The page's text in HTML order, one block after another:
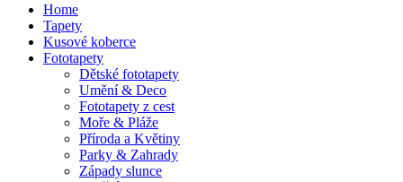
Home
Tapety
Kusové koberce
Fototapety
Dětské fototapety
Umění & Deco
Fototapety z cest
Moře & Pláže
Příroda a Květiny
Parky & Zahrady
Západy slunce